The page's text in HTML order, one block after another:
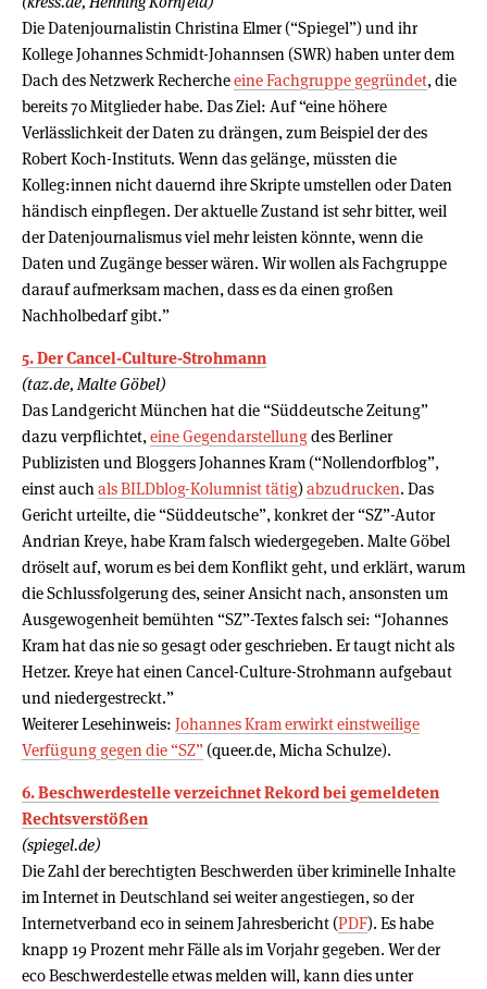
Die Datenjournalistin Christina Elmer (“Spiegel”) und ihr
Kollege Johannes Schmidt-Johannsen (SWR) haben unter dem
Dach des Netzwerk Rechercheeine Fachgruppe gegründet, die
bereits 70 Mitglieder habe. Das Ziel: Auf “eine höhere
Verlässlichkeit der Daten zu drängen, zum Beispiel der des
Robert Koch-Instituts. Wenn das gelänge, müssten die
Kolleg:innen nicht dauernd ihre Skripte umstellen oder Daten
händisch einpflegen. Der aktuelle Zustand ist sehr bitter, weil
der Datenjournalismus viel mehr leisten könnte, wenn die
Daten und Zugänge besser wären. Wir wollen als Fachgruppe
darauf aufmerksam machen, dass es da einen großen
Nachholbedarf gibt.”
5. Der Cancel-Culture-Strohmann
(taz.de, Malte Göbel)
Das Landgericht München hat die “Süddeutsche Zeitung”
dazu verpflichtet, eine Gegendarstellungdes Berliner
Publizisten und Bloggers Johannes Kram (“Nollendorfblog”,
einst auch als BILDblog-Kolumnist tätig) abzudrucken. Das
Gericht urteilte, die “Süddeutsche”, konkret der “SZ”-Autor
Andrian Kreye, habe Kram falsch wiedergegeben. Malte Göbel
dröselt auf, worum es bei dem Konflikt geht, und erklärt, warum
die Schlussfolgerung des, seiner Ansicht nach, ansonsten um
Ausgewogenheit bemühten “SZ”-Textes falsch sei: “Johannes
Kram hat das nie so gesagt oder geschrieben. Er taugt nicht als
Hetzer. Kreye hat einen Cancel-Culture-Strohmann aufgebaut
und niedergestreckt.”
Weiterer Lesehinweis: Johannes Kram erwirkt einstweilige
Verfügung gegen die “SZ” (queer.de, Micha Schulze).
6. Beschwerdestelle verzeichnet Rekord bei gemeldeten
Rechtsverstößen
(spiegel.de)
Die Zahl der berechtigten Beschwerden über kriminelle Inhalte
im Internet in Deutschland sei weiter angestiegen, so der
Internetverband eco in seinem Jahresbericht (PDF). Es habe
knapp 19 Prozent mehr Fälle als im Vorjahr gegeben. Wer der
eco Beschwerdestelle etwas melden will, kann dies unter